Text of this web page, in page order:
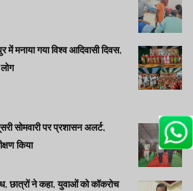
गया विश्व आदिवासी दिवस,
सोमवारी पर प्रशासन अलर्ट,
किया
छात्रों ने कहा, युवाओं को कॉकरोच